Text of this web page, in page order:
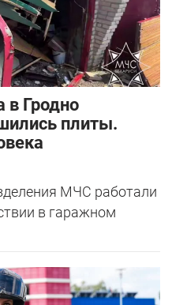
в Гродно
плиты.
МЧС работали
в гаражном